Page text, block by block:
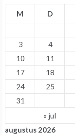
augustus 2026
M D
3
4
10
11
17
18
24
25
31
« jul